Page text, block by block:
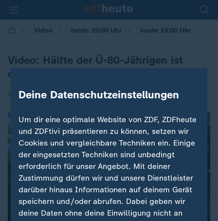
Video heute 19:00 Uhr heute 19:00 Uhr
Video: Hälfte der Ü-80-Jährigen ist
offline
15.01.2026 | 11:30
Deine Datenschutzeinstellungen
Um dir eine optimale Website von ZDF, ZDFheute
und ZDFtivi präsentieren zu können, setzen wir
Cookies und vergleichbare Techniken ein. Einige
der eingesetzten Techniken sind unbedingt
erforderlich für unser Angebot. Mit deiner
Zustimmung dürfen wir und unsere Dienstleister
darüber hinaus Informationen auf deinem Gerät
speichern und/oder abrufen. Dabei geben wir
deine Daten ohne deine Einwilligung nicht an